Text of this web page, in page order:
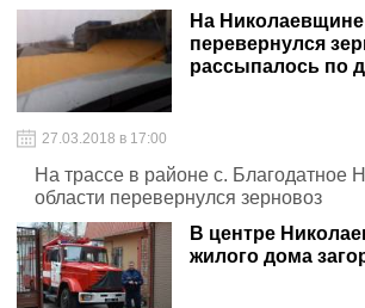
На Николаевщине
перевернулся
рассыпалось по
27.03.2018 в 17:00
На трассе в районе с. Благодатное
области перевернулся зерновоз
В центре
жилого дома